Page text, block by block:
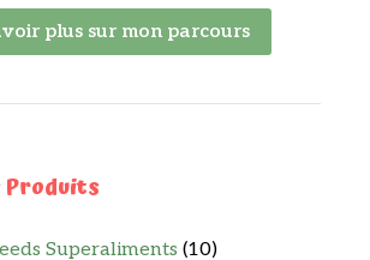
plus sur mon parcours
Produits
Superaliments (10)